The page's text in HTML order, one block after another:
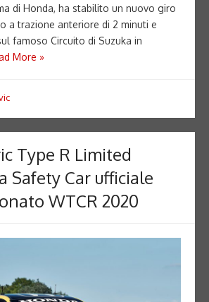
di Honda, ha stabilito un nuovo giro
a trazione anteriore di 2 minuti e
famoso Circuito di Suzuka in
More »
Type R Limited
Safety Car ufficiale
WTCR 2020